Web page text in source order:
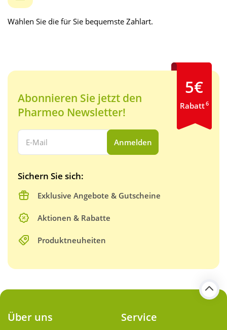
Wählen Sie die für Sie bequemste Zahlart.
Abonnieren Sie jetzt den
Pharmeo Newsletter!
Ihre E-Mail Adresse:
Anmelden
Sichern Sie sich:
Exklusive Angebote & Gutscheine
Aktionen & Rabatte
Produktneuheiten
5€
Rabatt6
Über uns Service